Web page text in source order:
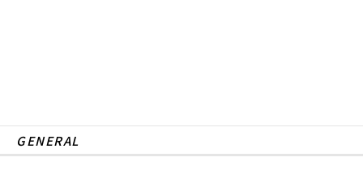
GENERAL